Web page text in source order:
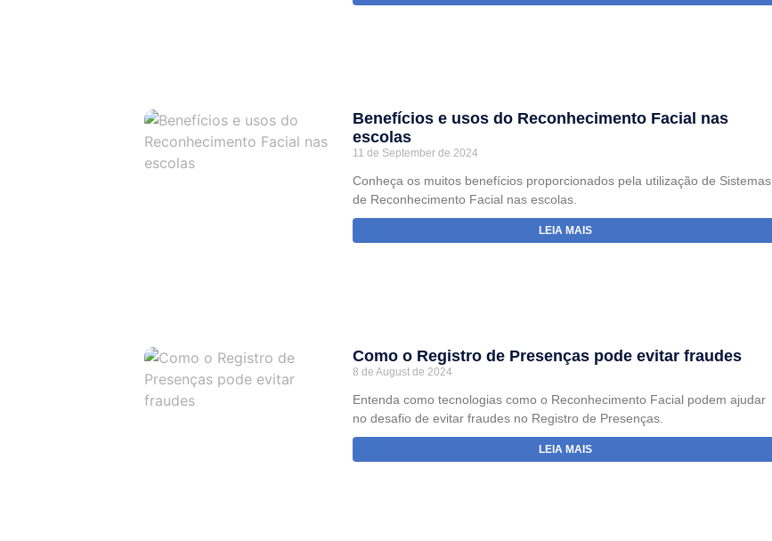
Benefícios e usos do Reconhecimento Facial nas
escolas
11 de September de 2024
Conheça os muitos benefícios proporcionados pela utilização de Sistemas
de Reconhecimento Facial nas escolas.
LEIA MAIS
Como o Registro de Presenças pode evitar fraudes
8 de August de 2024
Entenda como tecnologias como o Reconhecimento Facial podem ajudar
no desafio de evitar fraudes no Registro de Presenças.
LEIA MAIS